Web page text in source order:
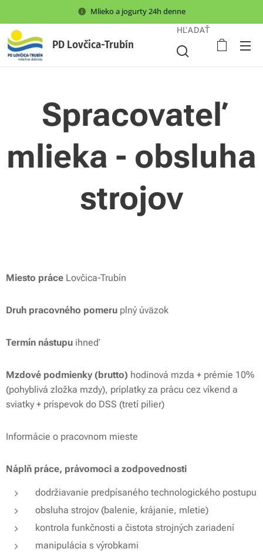
Mlieko a jogurty 24h denne
PD Lovčica-Trubín
HĽADAŤ
Spracovateľ
mlieka - obsluha
strojov
Miesto práce Lovčica-Trubín
Druh pracovného pomeru plný úväzok
Termín nástupu ihneď
Mzdové podmienky (brutto) hodinová mzda + prémie 10%
(pohyblivá zložka mzdy), príplatky za prácu cez víkend a
sviatky + príspevok do DSS (tretí pilier)
Informácie o pracovnom mieste
Náplň práce, právomoci a zodpovednosti
dodržiavanie predpísaného technologického postupu
obsluha strojov (balenie, krájanie, mletie)
kontrola funkčnosti a čistota strojných zariadení
manipulácia s výrobkami